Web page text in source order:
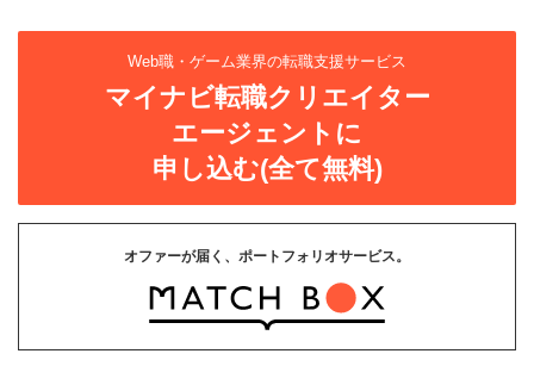
Web職・ゲーム業界の転職支援サービス
マイナビ転職クリエイター
エージェントに
申し込む(全て無料)
オファーが届く、ポートフォリオサービス。